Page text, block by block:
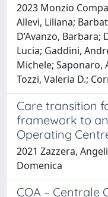
2023 Monzio
Allevi, Liliana;
D’Avanzo, Barbara;
Lucia; Gaddini,
Michele; Saponaro,
Tozzi, Valeria D.;
Care transition
framework to
Operating
2021 Zazzera,
Domenica
COA – Centrale